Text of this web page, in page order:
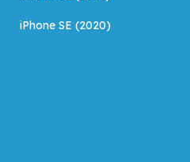
iPhone SE (2020)